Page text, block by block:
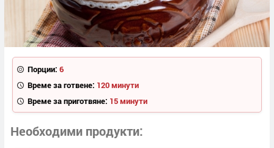
Порции: 6
Време за готвене: 120 минути
Време за приготвяне: 15 минути
Необходими продукти